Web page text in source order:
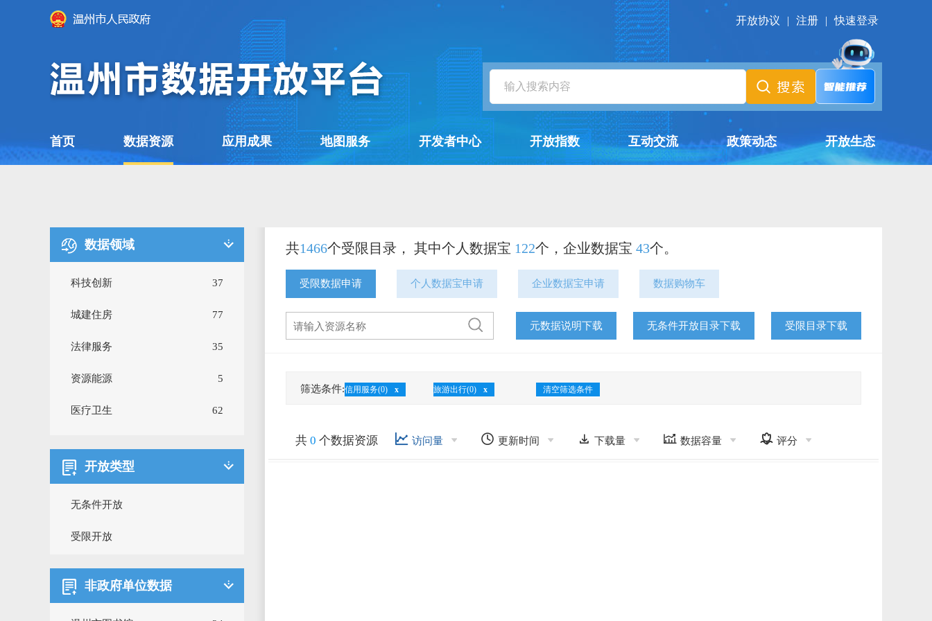
开放协议 | 注册 | 快速登录
首页 数据资源 应用成果 地图服务 开发者中心 开放指数 互动交流 政策动态 开放生态
数据领域
科技创新 37
城建住房 77
法律服务 35
资源能源 5
医疗卫生 62
公共安全
商贸流通
工业农业
机构团体 224
市场监督 179
开放类型
无条件开放
受限开放
非政府单位数据
共1466个受限目录， 其中个人数据宝 122个，企业数据宝 43个。
受限数据申请 个人数据宝申请 企业数据宝申请 数据购物车
元数据说明下载 无条件开放目录下载 受限目录下载
筛选条件:信用服务(0) x 旅游出行(0) x 清空筛选条件
共 0 个数据资源  访问量  更新时间  下载量  数据容量  评分